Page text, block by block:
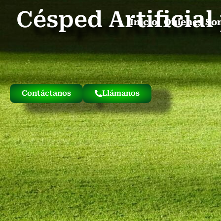
Inicio Quienes
Césped Artificial
Contáctanos Llámanos